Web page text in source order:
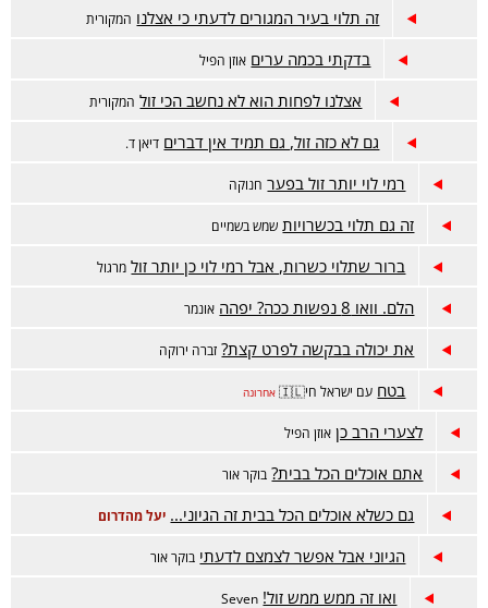
זה תלוי בעיר המגורים לדעתי כי אצלנו המקורית
בדקתי בכמה ערים אוזן הפיל
אצלנו לפחות הוא לא נחשב הכי זול המקורית
גם לא כזה זול, גם תמיד אין דברים דיאן ד.
רמי לוי יותר זול בפער חנוקה
זה גם תלוי בכשרויות שמש בשמיים
ברור שתלוי כשרות, אבל רמי לוי כן יותר זול מרגול
הלם. וואו 8 נפשות ככה? יפהה אונמר
את יכולה בבקשה לפרט קצת? זברה ירוקה
בטח עם ישראל חי🇮🇱 אחרונה
לצערי הרב כן אוזן הפיל
אתם אוכלים הכל בבית? בוקר אור
גם כשלא אוכלים הכל בבית זה הגיוני... יעל מהדרום
הגיוני אבל אפשר לצמצם לדעתי בוקר אור
ואו זה ממש ממש זול! Seven